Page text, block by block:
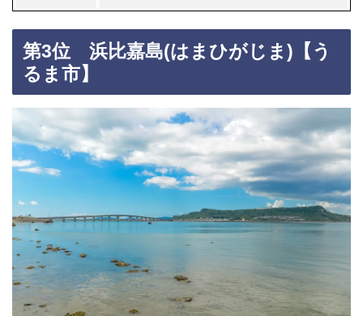
第3位 浜比嘉島(はまひがじま)【う
るま市】